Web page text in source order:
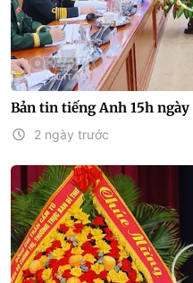
Bản tin tiếng Anh 15h ngày
2 ngày trước